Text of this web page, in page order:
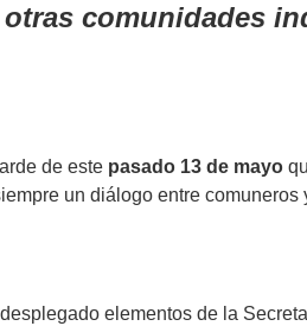
comunidades
de este pasado 13 de mayo
un diálogo entre comuneros
elementos de la